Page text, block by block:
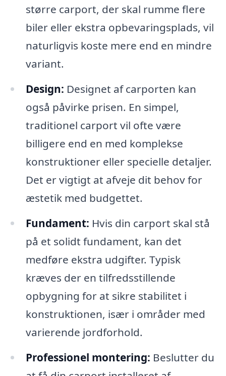
større carport, der skal rumme flere
biler eller ekstra opbevaringsplads, vil
naturligvis koste mere end en mindre
variant.
Design: Designet af carporten kan
også påvirke prisen. En simpel,
traditionel carport vil ofte være
billigere end en med komplekse
konstruktioner eller specielle detaljer.
Det er vigtigt at afveje dit behov for
æstetik med budgettet.
Fundament: Hvis din carport skal stå
på et solidt fundament, kan det
medføre ekstra udgifter. Typisk
kræves der en tilfredsstillende
opbygning for at sikre stabilitet i
konstruktionen, især i områder med
varierende jordforhold.
Professionel montering: Beslutter du